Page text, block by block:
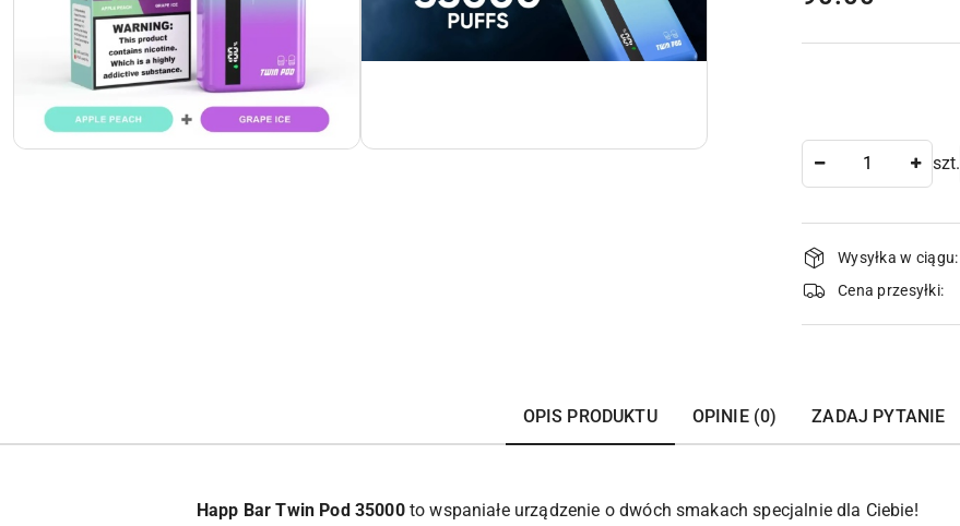
szt.
Dostępność
i
dostawa
Wysyłka w ciągu:
Cena przesyłki:
OPIS PRODUKTU OPINIE (0) ZADAJ PYTANIE
Happ Bar Twin Pod 35000to wspaniałe urządzenie o dwóch smakach specjalnie dla Ciebie!